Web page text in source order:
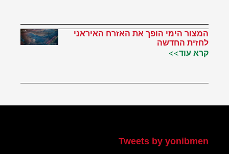
המצור הימי הופך את האזרח האיראני
לחזית החדשה
קרא עוד>>
Tweets by yonibmen